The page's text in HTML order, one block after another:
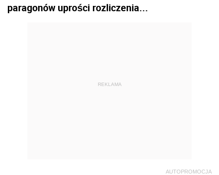
paragonów uprości rozliczenia...
REKLAMA
AUTOPROMOCJA